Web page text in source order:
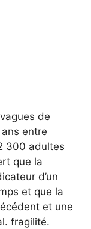
de
entre
300 adultes
que la
d’un
et que la
et une
fragilité.